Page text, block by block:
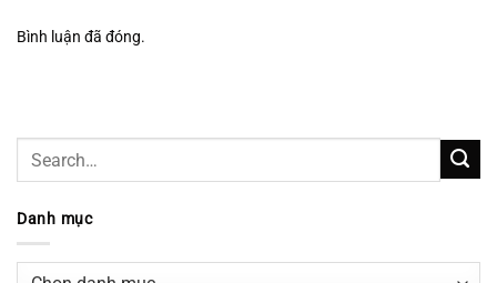
Bình luận đã đóng.
Danh mục